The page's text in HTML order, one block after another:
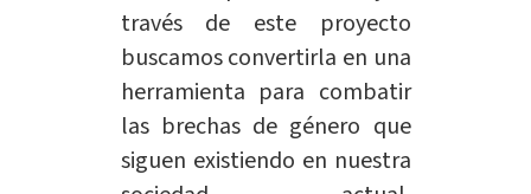
través de este proyecto
buscamos convertirla en una
herramienta para combatir
las brechas de género que
siguen existiendo en nuestra